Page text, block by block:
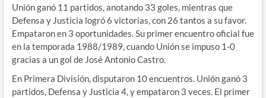
Unión ganó 11 partidos, anotando 33 goles, mientras que
Defensa y Justicia logró 6 victorias, con 26 tantos a su favor.
Empataron en 3 oportunidades. Su primer encuentro oficial fue
en la temporada 1988/1989, cuando Unión se impuso 1-0
gracias a un gol de José Antonio Castro.
En Primera División, disputaron 10 encuentros. Unión ganó 3
partidos, Defensa y Justicia 4, y empataron 3 veces. El primer